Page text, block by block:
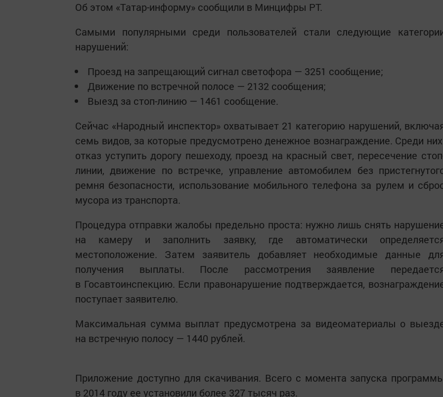
Об этом «Татар-информу» сообщили в Минцифры РТ.
Самыми популярными среди пользователей стали следующие
нарушений:
Проезд на запрещающий сигнал светофора — 3251 сообщение;
Движение по встречной полосе — 2132 сообщения;
Выезд за стоп-линию — 1461 сообщение.
Сейчас «Народный инспектор» охватывает 21 категорию нарушений,
семь видов, за которые предусмотрено денежное вознаграждение. Среди
отказ уступить дорогу пешеходу, проезд на красный свет, пересечение
линии, движение по встречке, управление автомобилем без
ремня безопасности, использование мобильного телефона за рулем и
мусора из транспорта.
Процедура отправки жалобы предельно проста: нужно лишь снять
на камеру и заполнить заявку, где автоматически
местоположение. Затем заявитель добавляет необходимые данные
получения выплаты. После рассмотрения заявление
в Госавтоинспекцию. Если правонарушение подтверждается,
поступает заявителю.
Максимальная сумма выплат предусмотрена за видеоматериалы о
на встречную полосу — 1440 рублей.
Приложение доступно для скачивания. Всего с момента запуска
в 2014 году ее установили более 327 тысяч раз.